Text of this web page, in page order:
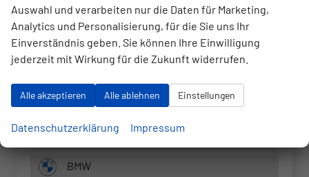
A3 Sportback
Q3 Sportback
Q7
BMW
Auswahl und verarbeiten nur die Daten für Marketing,
Analytics und Personalisierung, für die Sie uns Ihr
Einverständnis geben. Sie können Ihre Einwilligung
jederzeit mit Wirkung für die Zukunft widerrufen.
Alle akzeptieren Alle ablehnen Einstellungen
Datenschutzerklärung Impressum